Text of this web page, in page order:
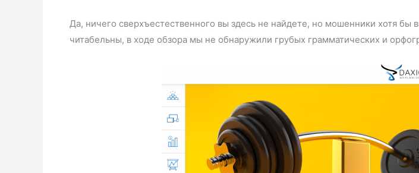
Да, ничего сверхъестественного вы здесь не найдете, но мошенники хотя
читабельны, в ходе обзора мы не обнаружили грубых грамматических и